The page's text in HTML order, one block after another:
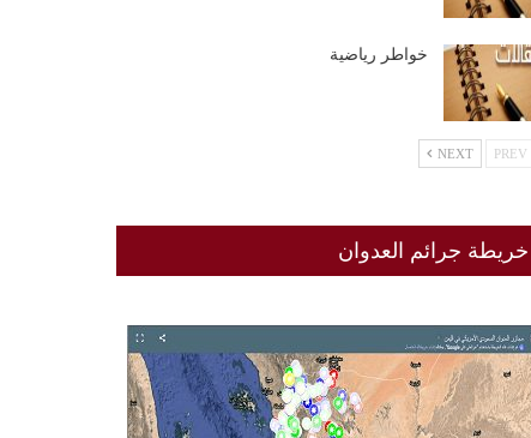
خواطر رياضية
NEXT
خريطة جرائم العدوان